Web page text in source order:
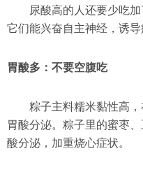
尿酸高的人还要少吃
它们能兴奋自主神经，诱导
胃酸多：不要空腹吃
粽子主料糯米黏性高
胃酸分泌。粽子里的蜜枣
酸分泌，加重烧心症状。